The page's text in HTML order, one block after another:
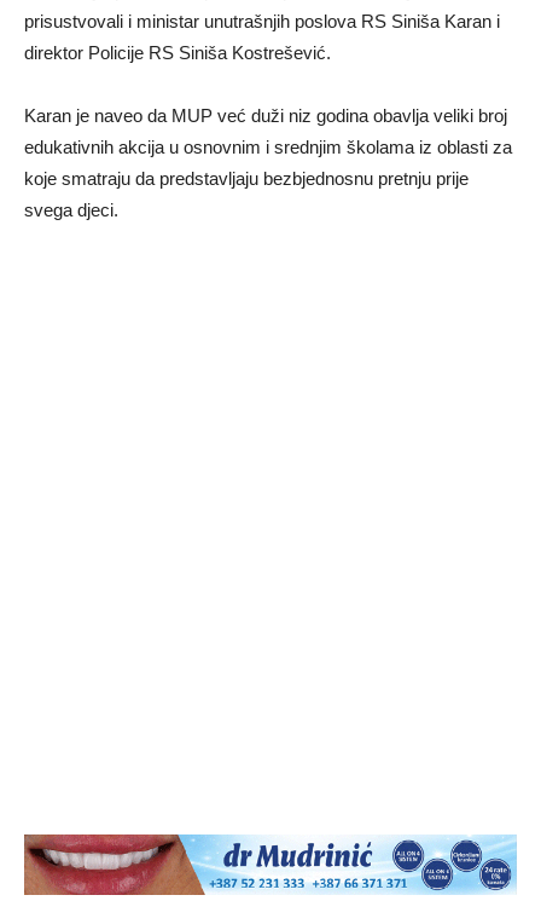
prisustvovali i ministar unutrašnjih poslova RS Siniša Karan i
direktor Policije RS Siniša Kostrešević.
Karan je naveo da MUP već duži niz godina obavlja veliki broj
edukativnih akcija u osnovnim i srednjim školama iz oblasti za
koje smatraju da predstavljaju bezbjednosnu pretnju prije
svega djeci.